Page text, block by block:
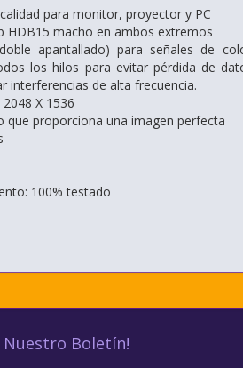
para monitor, proyector y PC
HDB15 macho en ambos extremos
apantallado) para señales de
los hilos para evitar pérdida de
interferencias de alta frecuencia.
X 1536
que proporciona una imagen perfecta
100% testado
Nuestro Boletín!